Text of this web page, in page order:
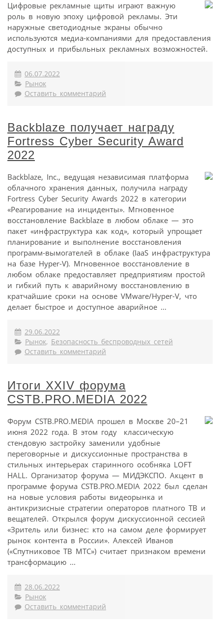
Цифровые рекламные щиты играют важную
роль в новую эпоху цифровой рекламы. Эти
наружные светодиодные экраны обычно
используются медиа-компаниями для предоставления
доступных и прибыльных рекламных возможностей.
06.07.2022
Рынок
Оставить комментарий
Backblaze получает награду
Fortress Cyber Security Award
2022
Backblaze, Inc., ведущая независимая платформа
облачного хранения данных, получила награду
Fortress Cyber Security Awards 2022 в категории
«Реагирование на инциденты». Мгновенное
восстановление Backblaze в любом облаке — это
пакет «инфраструктура как код», который упрощает
планирование и выполнение восстановления
программ-вымогателей в облаке (IaaS инфраструктура
на базе Hyper-V). Мгновенное восстановление в
любом облаке предоставляет предприятиям простой
и гибкий путь к аварийному восстановлению в
кратчайшие сроки на основе VMware/Hyper-V, что
делает быстрое и доступное аварийное ...
29.06.2022
Рынок, Безопасность беспроводных сетей
Оставить комментарий
Итоги XXIV форума
CSTB.PRO.MEDIA 2022
Форум CSTB.PRO.MEDIA прошел в Москве 20–21
июня 2022 года. В этом году классическую
стендовую застройку заменили удобные
переговорные и дискуссионные пространства в
стильных интерьерах старинного особняка LOFT
HALL. Организатор форума — МИДЭКСПО. Акцент в
программе форума CSTB.PRO.MEDIA 2022 был сделан
на новые условия работы видеорынка и
антикризисные стратегии операторов платного ТВ и
вещателей. Открылся форум дискуссионной сессией
«Зритель или бизнес: кто на самом деле формирует
рынок контента в России». Алексей Иванов
(«Спутниковое ТВ МТС») считает признаком времени
трансформацию ...
28.06.2022
Рынок
Оставить комментарий